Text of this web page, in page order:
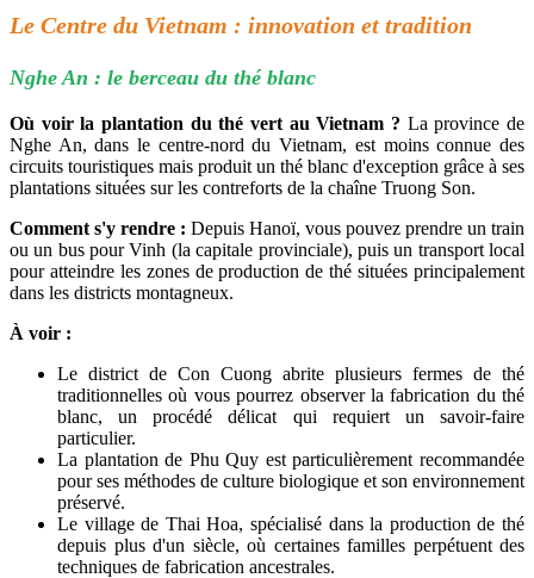
Le Centre du Vietnam : innovation et tradition
Nghe An : le berceau du thé blanc
Où voir la plantation du thé vert au Vietnam ? La province de
Nghe An, dans le centre-nord du Vietnam, est moins connue des
circuits touristiques mais produit un thé blanc d'exception grâce à ses
plantations situées sur les contreforts de la chaîne Truong Son.
Comment s'y rendre : Depuis Hanoï, vous pouvez prendre un train
ou un bus pour Vinh (la capitale provinciale), puis un transport local
pour atteindre les zones de production de thé situées principalement
dans les districts montagneux.
À voir :
Le district de Con Cuong abrite plusieurs fermes de thé
traditionnelles où vous pourrez observer la fabrication du thé
blanc, un procédé délicat qui requiert un savoir-faire
particulier.
La plantation de Phu Quy est particulièrement recommandée
pour ses méthodes de culture biologique et son environnement
préservé.
Le village de Thai Hoa, spécialisé dans la production de thé
depuis plus d'un siècle, où certaines familles perpétuent des
techniques de fabrication ancestrales.